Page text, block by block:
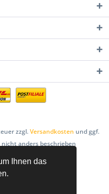
Ihnen das
zzgl.Versandkosten und ggf.
anders beschrieben
Datenschutz